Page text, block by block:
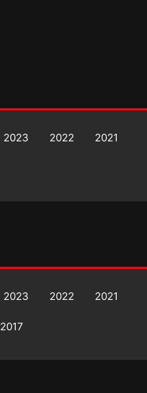
2023 2022 2021
2023 2022 2021
2017